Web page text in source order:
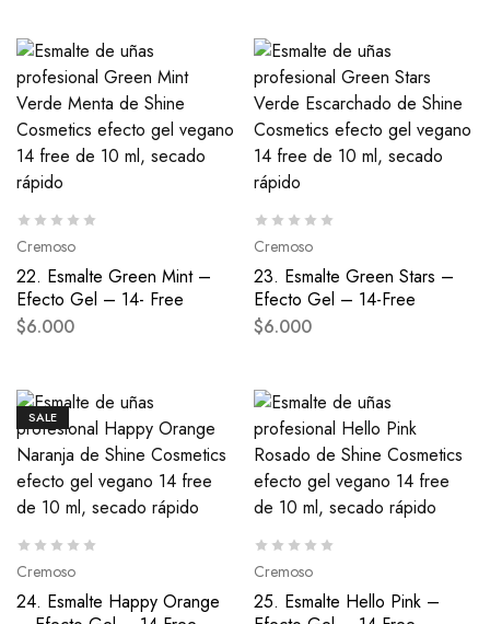
Cremoso
22. Esmalte Green Mint –
Efecto Gel – 14- Free
$6.000
Cremoso
23. Esmalte Green Stars –
Efecto Gel – 14-Free
$6.000
SALE
Cremoso
24. Esmalte Happy Orange
Cremoso
25. Esmalte Hello Pink –